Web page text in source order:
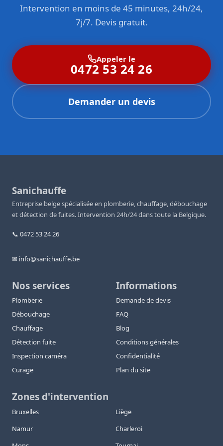
Intervention en moins de 45 minutes, 24h/24,
7j/7. Devis gratuit.
Appeler le
0472 53 24 26
Demander un devis
Sanichauffe
Entreprise belge spécialisée en plomberie, chauffage, débouchage
et détection de fuites. Intervention 24h/24 dans toute la Belgique.
📞 0472 53 24 26
✉ info@sanichauffe.be
Nos services
Plomberie
Débouchage
Chauffage
Détection fuite
Inspection caméra
Curage
Informations
Demande de devis
FAQ
Blog
Conditions générales
Confidentialité
Plan du site
Zones d'intervention
Bruxelles
Liège
Namur
Charleroi